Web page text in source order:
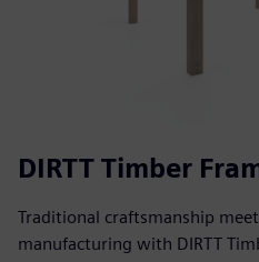
DIRTT Timber
Traditional craftsmanship
manufacturing with DIRTT